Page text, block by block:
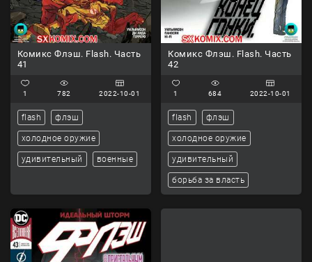
Комикс Флэш. Flash. Часть
41
1 782 2022-10-01
flash флэш
холодное оружие
удивительный военные
Комикс Флэш. Flash. Часть
42
1 684 2022-10-01
flash флэш
холодное оружие
удивительный
борьба за власть